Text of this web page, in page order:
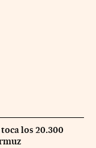
los 20.300